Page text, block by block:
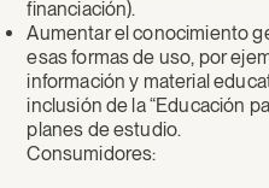
financiación).
Aumentar el conocimiento
esas formas de uso, por
información y material
inclusión de la “Educación
planes de estudio.
Consumidores: